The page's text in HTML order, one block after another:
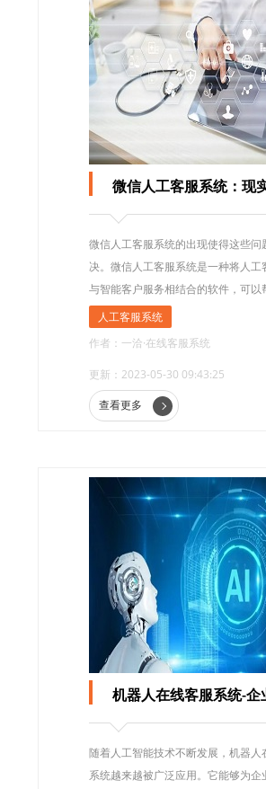
微信人工客服系统：现实需求和
微信人工客服系统的出现使得这些问
决。微信人工客服系统是一种将人工
与智能客户服务相结合的软件，可以
以快速、高效、精确、全面的方式处
人工客服系统
作者：一洽·在线客服系统
更新：2023-05-30 09:43:25
查看更多
机器人在线客服系统-企业客户服务的
随着人工智能技术不断发展，机器人
系统越来越被广泛应用。它能够为企